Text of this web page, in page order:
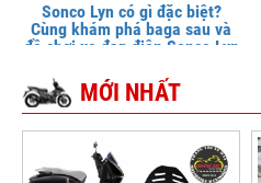
Sonco Lyn có gì đặc biệt?
Cùng khám phá baga sau và
đồ chơi xe đạp điện Sonco Lyn
MỚI NHẤT